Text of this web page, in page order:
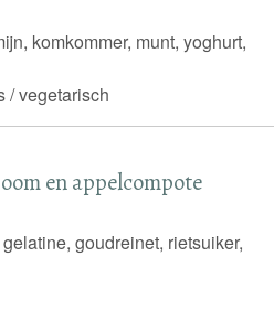
komkommer, munt, yoghurt,
/ vegetarisch
en appelcompote
goudreinet, rietsuiker,